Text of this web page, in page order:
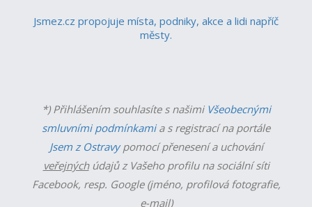
Jsmez.cz propojuje místa, podniky, akce a lidi napříč
městy.
*) Přihlášením souhlasíte s našimi Všeobecnými
smluvními podmínkamia s registrací na portále
Jsem z Ostravypomocí přenesení a uchování
veřejnýchúdajů z Vašeho profilu na sociální síti
Facebook, resp. Google (jméno, profilová fotografie,
e-mail)